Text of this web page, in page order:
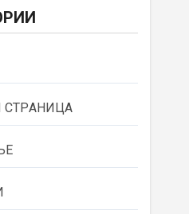
СТРАНИЦА